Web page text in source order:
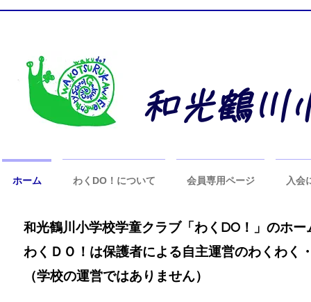
和光鶴川
ホーム わくDO！について 会員専用ページ 入会
和光鶴川小学校学童クラブ「わくDO！」のホ
わくＤＯ！は保護者による自主運営のわくわく
（学校の運営ではありません）